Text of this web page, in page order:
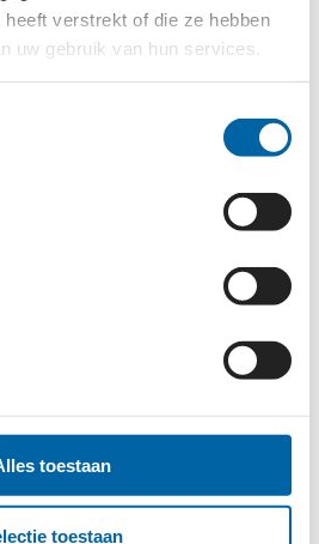
verstrekt of die ze hebben
uw gebruik van hun services.
toestaan
toestaan
Armoedefonds ook ‘Het
op leerlingen van groep
en de brugklas van het
en helpt om menstruatie een
onderwerp te maken. Met
moet het taboe op zowel
worden doorbroken. Het
om hulp te vragen en
scholen over menstruatie.